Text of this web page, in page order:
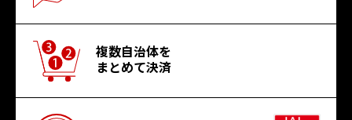
複数自治体を
まとめて決済